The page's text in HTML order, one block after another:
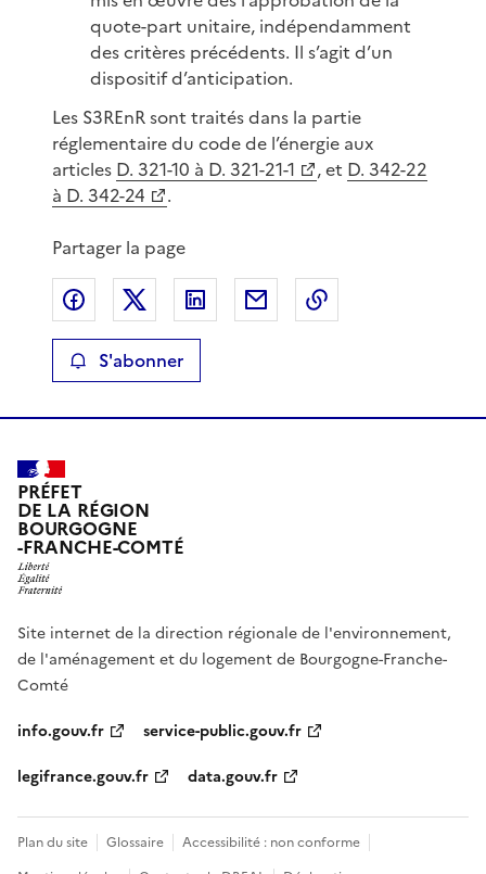
quote-part unitaire, indépendamment
des critères précédents. Il s’agit d’un
dispositif d’anticipation.
Les S3REnR sont traités dans la partie
réglementaire du code de l’énergie aux
articles D. 321-10 à D. 321-21-1 , et D. 342-22
à D. 342-24
.
Partager la page
Partager sur Facebook
Partager sur XPartager sur LinkedIn
Partager par email
S'abonner
PRÉFET
DE LA RÉGION
BOURGOGNE
-FRANCHE-COMTÉ
Site internet de la direction régionale de l'environnement,
de l'aménagement et du logement de Bourgogne-Franche-
Comté
info.gouv.fr
service-public.gouv.fr
legifrance.gouv.fr
data.gouv.fr
Plan du site Glossaire
Accessibilité : non conforme